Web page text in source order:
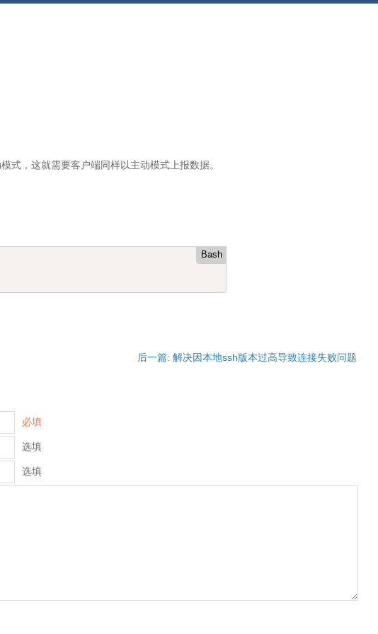
式，这就需要客户端同样以主动模式上报数据。
Bash
后一篇: 解决因本地ssh版本过高导致连接失败问题
必填
选填
选填